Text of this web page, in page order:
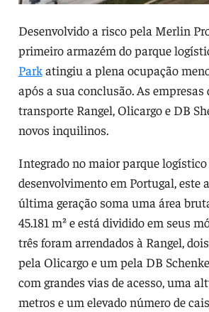
Desenvolvido a risco pela Merlin
primeiro armazém do parque
Parkatingiu a plena ocupação
após a sua conclusão. As empresas
transporte Rangel, Olicargo e DB
novos inquilinos.
Integrado no maior parque logístico
desenvolvimento em Portugal, este
última geração soma uma área
45.181 m² e está dividido em seus
três foram arrendados à Rangel,
pela Olicargo e um pela DB
com grandes vias de acesso, uma
metros e um elevado número de